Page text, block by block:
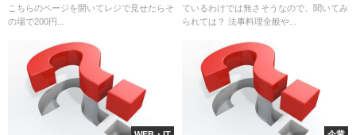
こちらのページを開いてレジで見せたらそ
の場で200円...
ているわけでは無さそうなので、聞いてみ
られては？ 法事料理全般や...